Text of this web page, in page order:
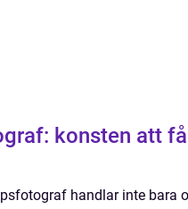
konsten att
handlar inte bara